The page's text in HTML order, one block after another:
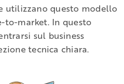
utilizzano questo modello
to-market. In questo
sul business
tecnica chiara.